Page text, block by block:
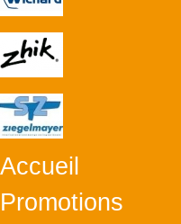
Accueil
Promotions